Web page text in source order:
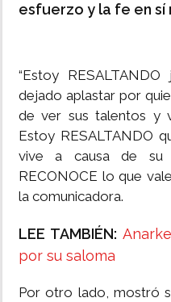
esfuerzo y la fe en sí
“Estoy
dejado aplastar por
de ver sus talentos y
Estoy RESALTANDO
vive a causa de su
RECONOCE lo que
la comunicadora.
LEE TAMBIÉN:
por su saloma
Por otro lado, mostró